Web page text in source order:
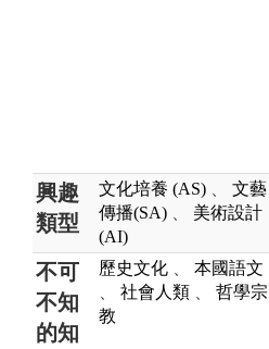
興趣
類型
文化培養 (AS)
文藝
傳播(SA)
美術設計
(AI)
不可
不知
的知
歷史文化
本國語文
社會人類
哲學宗
教